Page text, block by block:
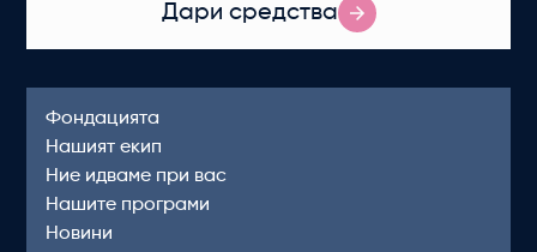
Дари средства
Фондацията
Нашият екип
Ние идваме при вас
Нашите програми
Новини